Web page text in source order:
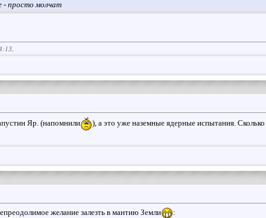
- просто молчат
Яр. (напомнили
), а это уже наземные ядерные испытания.
желание залезть в мантию Земли
: